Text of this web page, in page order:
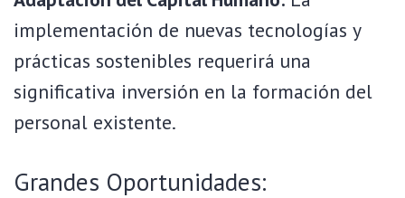
implementación de nuevas tecnologías y
prácticas sostenibles requerirá una
significativa inversión en la formación del
personal existente.
Grandes Oportunidades: